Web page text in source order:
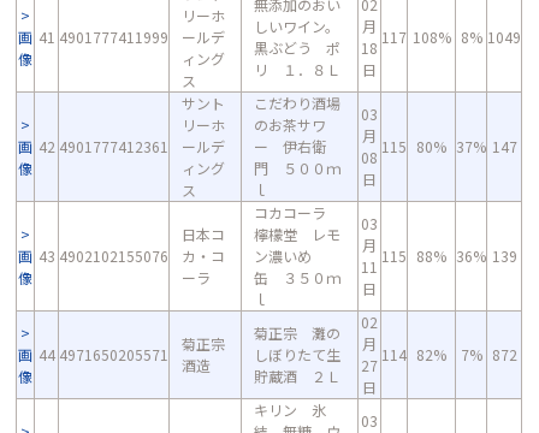
画
像
41 4901777411999
リーホ
ールデ
ィング
ス
無添加のおい
しいワイン。
黒ぶどう ポ
リ １．８Ｌ
02
月
18
日
117 108% 8% 1049
画
像
42 4901777412361
サント
リーホ
ールデ
ィング
ス
こだわり酒場
のお茶サワ
ー 伊右衛
門 ５００ｍ
ｌ
03
月
08
日
115 80% 37% 147
画
像
43 4902102155076
日本コ
カ・コ
ーラ
コカコーラ
檸檬堂 レモ
ン濃いめ
缶 ３５０ｍ
ｌ
03
月
11
日
115 88% 36% 139
画
像
44 4971650205571
菊正宗
酒造
菊正宗 灘の
しぼりたて生
貯蔵酒 ２Ｌ
02
月
27
日
114 82% 7% 872
キリン 氷
03